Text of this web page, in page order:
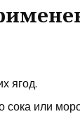
ягод.
сока или